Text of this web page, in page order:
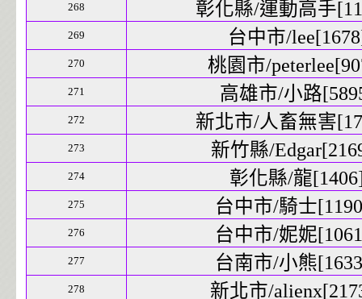
268 彰化縣/運動高手
269 台中市/
270 桃園市/
271 高雄市/小路
272 新北市/人畜無害
273 新竹縣/
274 彰化縣/龍
275 台中市/騎士
276 台中市/妮妮
277 台南市/小熊
278 新北市/